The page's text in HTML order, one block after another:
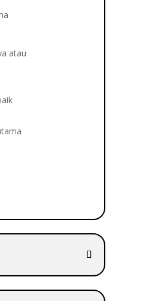
atau